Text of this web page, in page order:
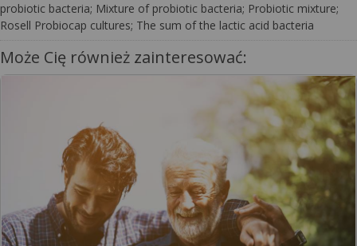
probiotic bacteria; Mixture of probiotic bacteria; Probiotic mixture;
Rosell Probiocap cultures; The sum of the lactic acid bacteria
Może Cię również zainteresować: